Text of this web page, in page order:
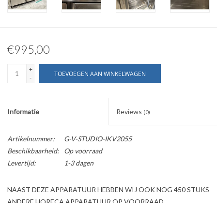
€995,00
+
-
TOEVOEGEN AAN WINKELWAGEN
Informatie Reviews (0)
Artikelnummer:
G-V-STUDIO-IKV2055
Beschikbaarheid:
Op voorraad
Levertijd:
1-3 dagen
NAAST DEZE APPARATUUR HEBBEN WIJ OOK NOG 450 STUKS
ANDERE HORECA APPARATUUR OP VOORRAAD